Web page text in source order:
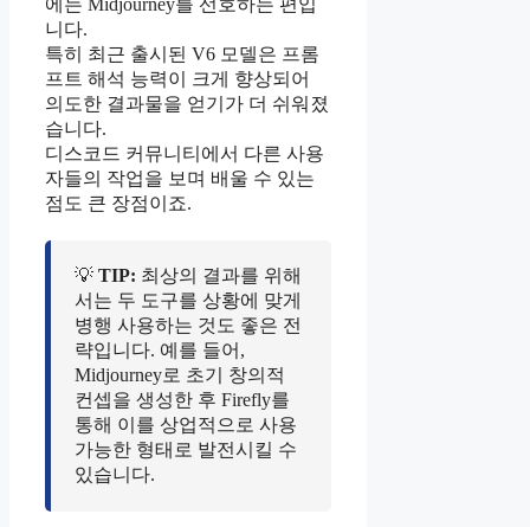
에는 Midjourney를 선호하는 편입
니다.
특히 최근 출시된 V6 모델은 프롬
프트 해석 능력이 크게 향상되어
의도한 결과물을 얻기가 더 쉬워졌
습니다.
디스코드 커뮤니티에서 다른 사용
자들의 작업을 보며 배울 수 있는
점도 큰 장점이죠.
💡 TIP: 최상의 결과를 위해
서는 두 도구를 상황에 맞게
병행 사용하는 것도 좋은 전
략입니다. 예를 들어,
Midjourney로 초기 창의적
컨셉을 생성한 후 Firefly를
통해 이를 상업적으로 사용
가능한 형태로 발전시킬 수
있습니다.